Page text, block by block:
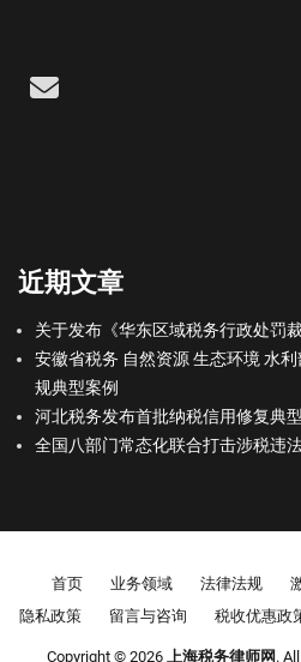
Email
近期文章
关于发布《华东区域税务行政处罚
安徽省税务 自然资源 生态环境 水
规典型案例
河北税务发布首批纳税信用修复典
全国八部门常态化联合打击涉税违
Footer menu
首页 业务领域 法律法规
隐私政策
留言与咨询 税收优惠政
Copyright © 2026 上海税务律师网 .